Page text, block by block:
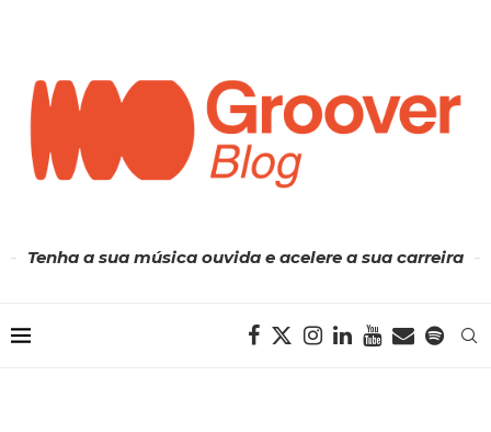
Tenha a sua música ouvida e acelere a sua carreira